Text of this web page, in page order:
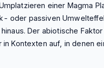
einer Magma
oder passiven
Der abiotische
Kontexten auf, in denen